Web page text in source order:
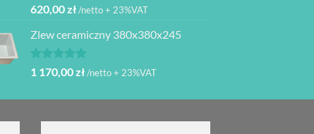
Oceniono
na 5
620,00zł/netto + 23%VAT
Zlew ceramiczny 380x380x245
Oceniono
na 5
1 170,00zł/netto + 23%VAT